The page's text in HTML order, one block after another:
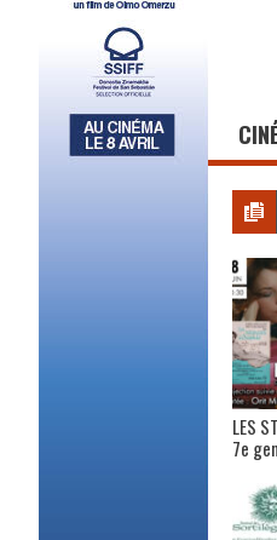
LES
7e